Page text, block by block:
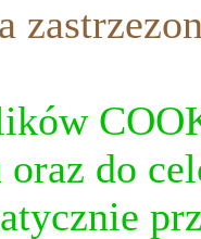
oraz do